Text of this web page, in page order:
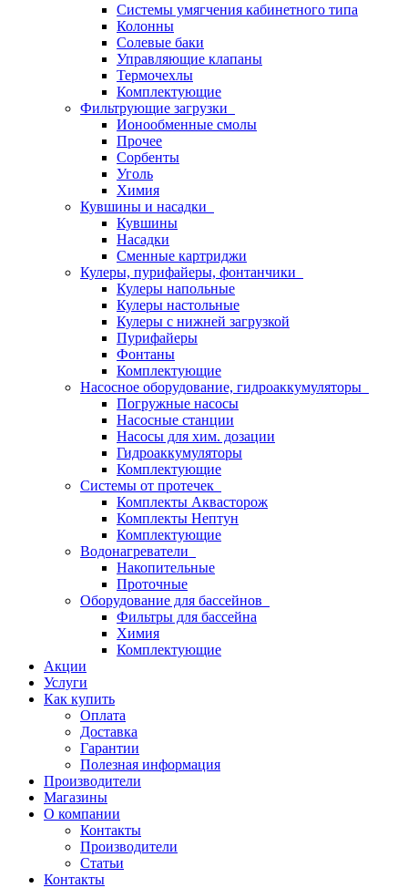
Системы умягчения кабинетного типа
Колонны
Солевые баки
Управляющие клапаны
Термочехлы
Комплектующие
Фильтрующие загрузки
Ионообменные смолы
Прочее
Сорбенты
Уголь
Химия
Кувшины и насадки
Кувшины
Насадки
Сменные картриджи
Кулеры, пурифайеры, фонтанчики
Кулеры напольные
Кулеры настольные
Кулеры с нижней загрузкой
Пурифайеры
Фонтаны
Комплектующие
Насосное оборудование, гидроаккумуляторы
Погружные насосы
Насосные станции
Насосы для хим. дозации
Гидроаккумуляторы
Комплектующие
Системы от протечек
Комплекты Аквасторож
Комплекты Нептун
Комплектующие
Водонагреватели
Накопительные
Проточные
Оборудование для бассейнов
Фильтры для бассейна
Химия
Комплектующие
Акции
Услуги
Как купить
Оплата
Доставка
Гарантии
Полезная информация
Производители
Магазины
О компании
Контакты
Производители
Статьи
Контакты